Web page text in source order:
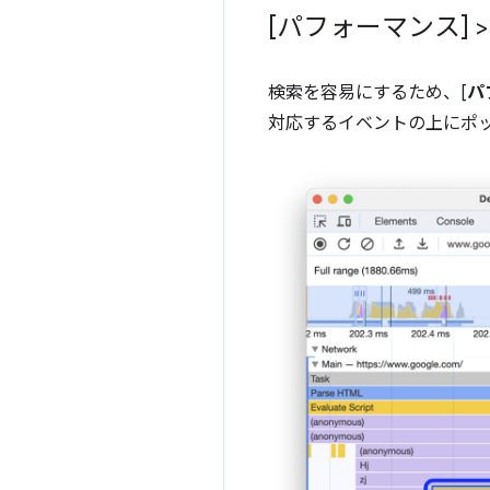
[パフォーマンス]
検索を容易にするため、[パ
対応するイベントの上にポ